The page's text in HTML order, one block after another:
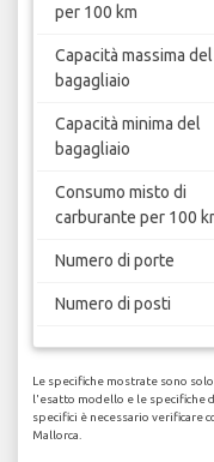
per 100 km
Capacità massima del
bagagliaio
Capacità minima del
bagagliaio
Consumo misto di
carburante per 100
Numero di porte
Numero di posti
Le specifiche mostrate sono
l'esatto modello e le specifiche
specifici è necessario verificare
Mallorca.